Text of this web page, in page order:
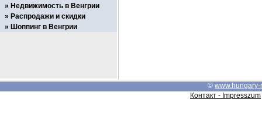
Недвижимость в Венгрии
Распродажи и скидки
Шоппинг в Венгрии
© www.hungary-
Контакт - Impresszum